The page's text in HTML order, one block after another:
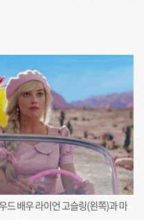
드 배우 라이언 고슬링(왼쪽)과 마